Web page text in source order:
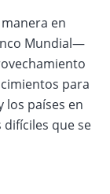
en
Mundial—
para
los países en
que se